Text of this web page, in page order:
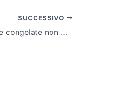
SUCCESSIVO
Perché le tue castagne congelate non mantengono il sapore originale